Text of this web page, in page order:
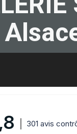
301 avis